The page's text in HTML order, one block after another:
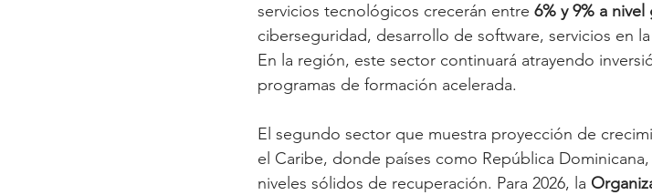
servicios tecnológicos crecerán entre 6% y 9% a nivel
ciberseguridad, desarrollo de software, servicios en
En la región, este sector continuará atrayendo
programas de formación acelerada.
El segundo sector que muestra proyección de
el Caribe, donde países como República
niveles sólidos de recuperación. Para 2026, la